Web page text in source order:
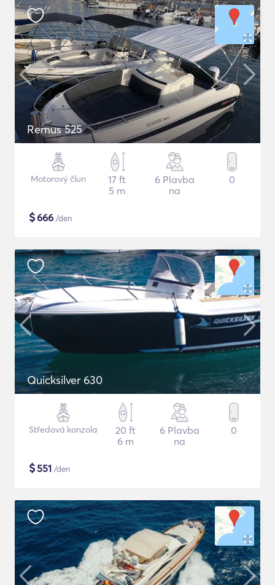
Remus 525
Motorový člun
17 ft
5 m
6 Plavba
na
0
$666 /den
Quicksilver 630
Středová konzola
20 ft
6 m
6 Plavba
na
0
$551 /den